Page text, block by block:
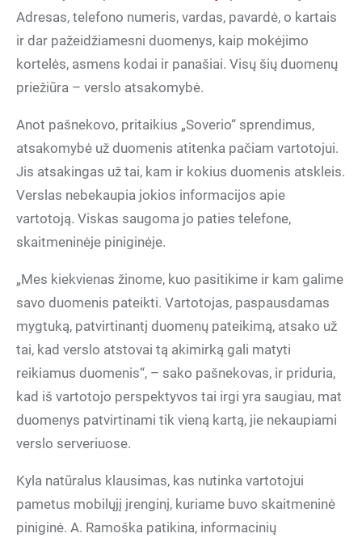
Adresas, telefono numeris, vardas, pavardė, o kartais
ir dar pažeidžiamesni duomenys, kaip mokėjimo
kortelės, asmens kodai ir panašiai. Visų šių duomenų
priežiūra – verslo atsakomybė.
Anot pašnekovo, pritaikius „Soverio“ sprendimus,
atsakomybė už duomenis atitenka pačiam vartotojui.
Jis atsakingas už tai, kam ir kokius duomenis atskleis.
Verslas nebekaupia jokios informacijos apie
vartotoją. Viskas saugoma jo paties telefone,
skaitmeninėje piniginėje.
„Mes kiekvienas žinome, kuo pasitikime ir kam galime
savo duomenis pateikti. Vartotojas, paspausdamas
mygtuką, patvirtinantį duomenų pateikimą, atsako už
tai, kad verslo atstovai tą akimirką gali matyti
reikiamus duomenis“, – sako pašnekovas, ir priduria,
kad iš vartotojo perspektyvos tai irgi yra saugiau, mat
duomenys patvirtinami tik vieną kartą, jie nekaupiami
verslo serveriuose.
Kyla natūralus klausimas, kas nutinka vartotojui
pametus mobilųjį įrenginį, kuriame buvo skaitmeninė
piniginė. A. Ramoška patikina, informacinių